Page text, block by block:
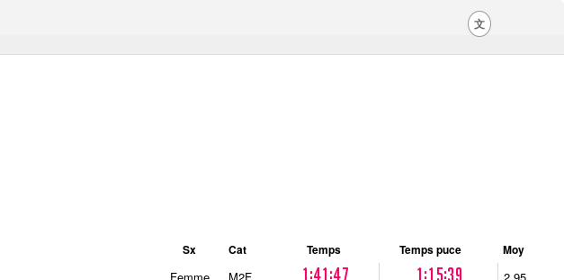
文
Sx Cat Temps Temps puce Moy
1:41:47 1:15:39